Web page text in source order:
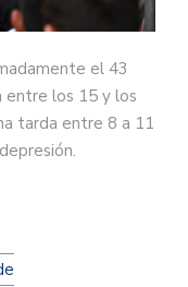
el 43
entre los 15 y los
tarda entre 8 a 11